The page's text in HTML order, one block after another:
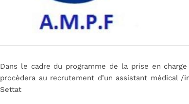
Dans le cadre du programme de la prise en
procèdera au recrutement d’un assistant médical
Settat